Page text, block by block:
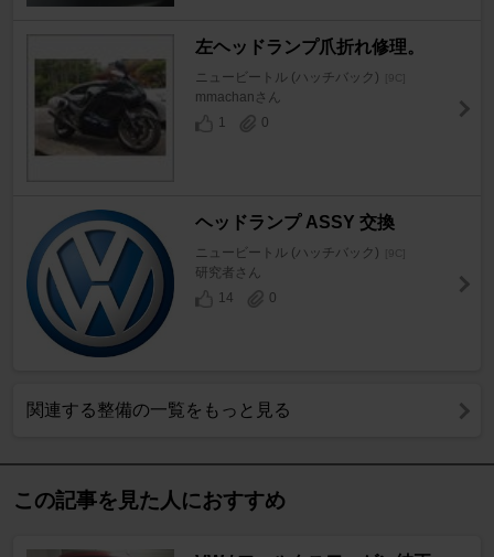
左ヘッドランプ爪折れ修理。
ニュービートル (ハッチバック) [9C]
mmachanさん
1
0
ヘッドランプ ASSY 交換
ニュービートル (ハッチバック) [9C]
研究者さん
14
0
関連する整備の一覧をもっと見る
この記事を見た人におすすめ